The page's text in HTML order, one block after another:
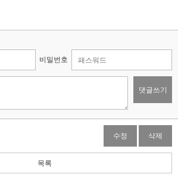
비밀번호
댓글쓰기
수정 삭제
목록